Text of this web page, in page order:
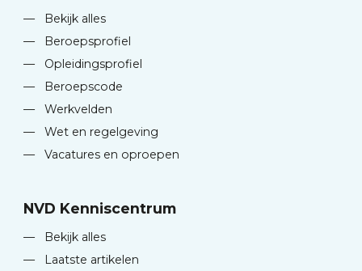
—
Bekijk alles
—
Beroepsprofiel
—
Opleidingsprofiel
—
Beroepscode
—
Werkvelden
—
Wet en regelgeving
—
Vacatures en oproepen
NVD Kenniscentrum
—
Bekijk alles
—
Laatste artikelen